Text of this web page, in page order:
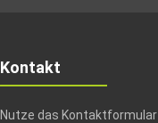
Kontakt
Nutze das Kontaktformular